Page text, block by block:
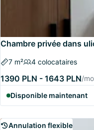
Chambre privée dans
7 m² 4 colocataires
1390 PLN - 1643 PLN/
Disponible maintenant
Annulation flexible